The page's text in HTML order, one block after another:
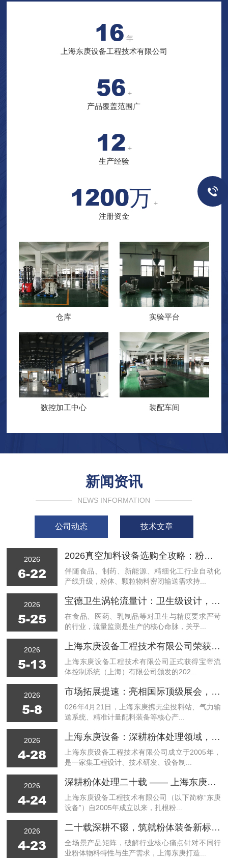
包机,无尘投料站等授权代理：Bur...
16 年
上海东庚设备工程技术有限公司
56 +
产品覆盖范围广
12 +
生产经验
1200万 +
注册资金
仓库 实验平台
数控加工中心 装配车间
新闻资讯
NEWS INFORMATION
公司动态 技术文章
2026
6-22
2026真空加料设备选购全攻略：粉末/颗粒物料适配要点+常见厂家类型与避坑注意事项
伴随食品、制药、新能源、精细化工行业自动化
产线升级，粉体、颗粒物料密闭输送需求持...
2026
5-25
宝德卫生涡轮流量计：卫生级设计，赋能精准流量监测
在食品、医药、乳制品等对卫生与精度要求严苛
的行业，流量监测是生产的核心命脉，关乎...
2026
5-13
上海东庚设备工程技术有限公司荣获宝帝 2026 年度铂金合作伙伴授权证书
上海东庚设备工程技术有限公司正式获得宝帝流
体控制系统（上海）有限公司颁发的202...
2026
5-8
市场拓展提速：亮相国际顶级展会，收获全球客户高度认可
026年4月21日，上海东庚携无尘投料站、气力输
送系统、精准计量配料装备等核心产...
2026
4-28
上海东庚设备：深耕粉体处理领域，以技术创新赋能多行业高质量发展
上海东庚设备工程技术有限公司成立于2005年，
是一家集工程设计、技术研发、设备制...
2026
4-24
深耕粉体处理二十载 —— 上海东庚设备工程技术有限公司发展纪实
上海东庚设备工程技术有限公司（以下简称“东庚
设备”）自2005年成立以来，扎根粉...
2026
4-23
二十载深耕不辍，筑就粉体装备新标干——上海东庚发展之路
全场景产品矩阵，破解行业核心痛点针对不同行
业粉体物料特性与生产需求，上海东庚打造...